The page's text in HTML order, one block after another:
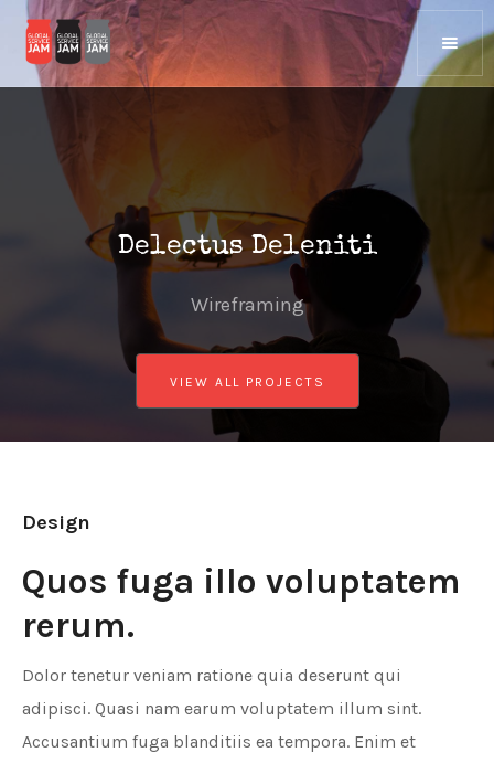
Delectus Deleniti
Wireframing
VIEW ALL PROJECTS
Design
Quos fuga illo voluptatem
rerum.
Dolor tenetur veniam ratione quia deserunt qui
adipisci. Quasi nam earum voluptatem illum sint.
Accusantium fuga blanditiis ea tempora. Enim et